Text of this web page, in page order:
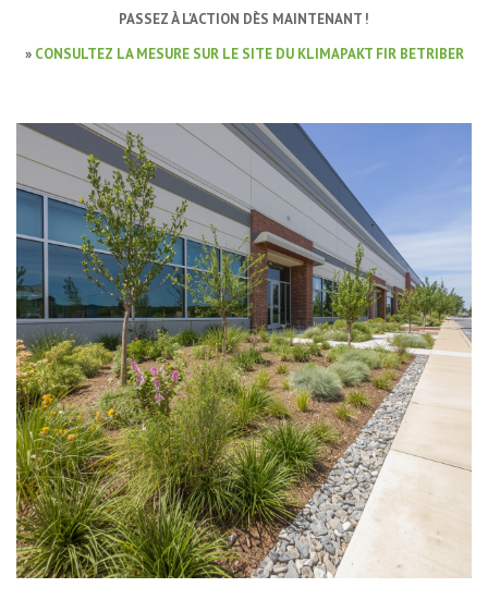
PASSEZ À L'ACTION DÈS MAINTENANT !
» CONSULTEZ LA MESURE SUR LE SITE DU KLIMAPAKT FIR BETRIBER